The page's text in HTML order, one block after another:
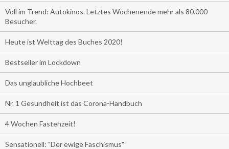
Voll im Trend: Autokinos. Letztes Wochenende mehr als 80.000
Besucher.
Heute ist Welttag des Buches 2020!
Bestseller im Lockdown
Das unglaubliche Hochbeet
Nr. 1 Gesundheit ist das Corona-Handbuch
4 Wochen Fastenzeit!
Sensationell: "Der ewige Faschismus"